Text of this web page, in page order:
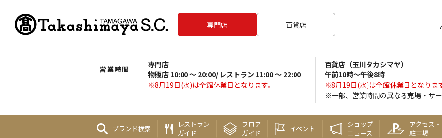
専門店 百貨店
営業時間
専門店
物販店 10:00 ～ 20:00/ レストラン 11:00 ～ 22:00
※8月19日(水)は全館休業日となります。
百貨店（玉川タカシマヤ）
午前10時～午後8時
※8月19日(水)は全館休業日となりま
※一部、営業時間の異なる売場・サ
ブランド検索
レストラン
ガイド
フロア
ガイド
イベント
ショップ
ニュース
アクセス・
駐車場